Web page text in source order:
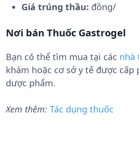
Giá trúng thầu: đồng/
Nơi bán Thuốc Gastrogel
Bạn có thể tìm mua tại các nhà
khám hoặc cơ sở y tế được cấp
dược phẩm.
Xem thêm: Tác dụng thuốc